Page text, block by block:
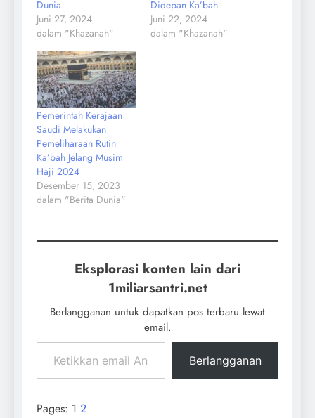
Dunia
Juni 27, 2024
dalam "Khazanah"
Didepan Ka’bah
Juni 22, 2024
dalam "Khazanah"
Pemerintah Kerajaan
Saudi Melakukan
Pemeliharaan Rutin
Ka’bah Jelang Musim
Haji 2024
Desember 15, 2023
dalam "Berita Dunia"
Eksplorasi konten lain dari
1miliarsantri.net
Berlangganan untuk dapatkan pos terbaru lewat
email.
Berlangganan
Pages: 1 2